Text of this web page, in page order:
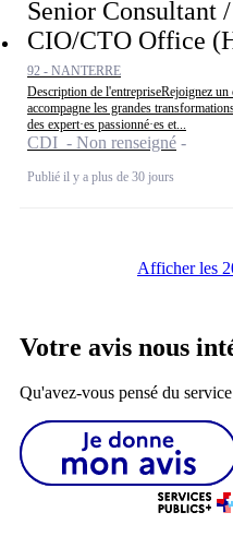
Senior Consultant
CIO/CTO Office
92 - NANTERRE
Description de l'entrepriseRejoignez
accompagne les grandes
des expert·es passionné·es et...
CDI - Non renseigné
Publié il y a plus de 30 jours
Afficher les
Votre avis nous
Qu'avez-vous pensé du